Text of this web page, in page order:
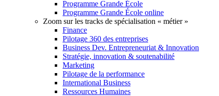
Programme Grande École
Programme Grande École online
Zoom sur les tracks de spécialisation « métier »
Finance
Pilotage 360 des entreprises
Business Dev. Entrepreneuriat & Innovation
Stratégie, innovation & soutenabilité
Marketing
Pilotage de la performance
International Business
Ressources Humaines